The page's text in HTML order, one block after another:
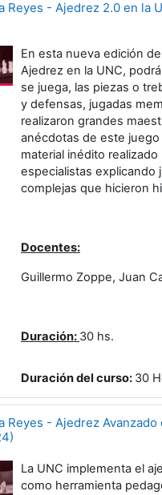
Reyes - Ajedrez 2.0 en la
En esta nueva edición
Ajedrez en la UNC,
se juega, las piezas o
y defensas, jugadas
realizaron grandes
anécdotas de este juego
material inédito realizado
especialistas explicando
complejas que hicieron
Docentes:
Guillermo Zoppe, Juan
Duración: 30 hs.
Duración del curso: 30
Reyes - Ajedrez Avanzado
La UNC implementa el
como herramienta